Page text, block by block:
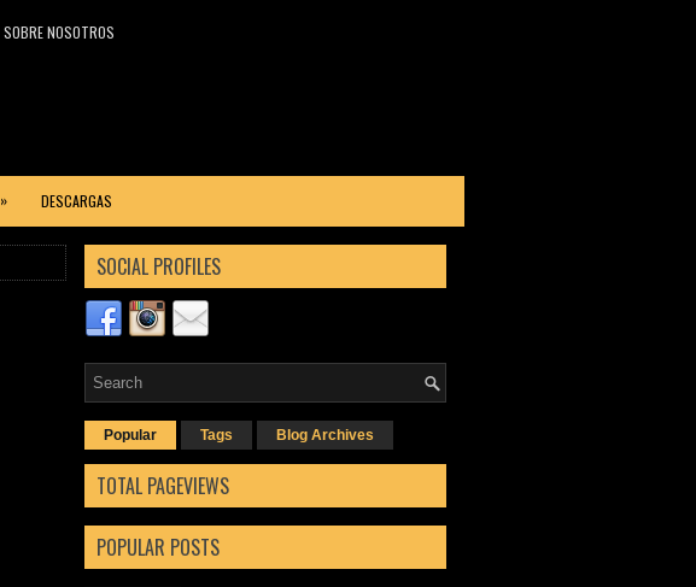
SOBRE NOSOTROS
» DESCARGAS
SOCIAL PROFILES
Popular Tags Blog Archives
TOTAL PAGEVIEWS
POPULAR POSTS